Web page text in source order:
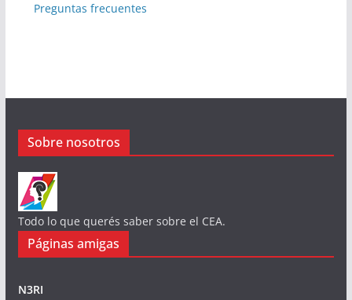
Preguntas frecuentes
Sobre nosotros
Todo lo que querés saber sobre el CEA.
Páginas amigas
N3RI